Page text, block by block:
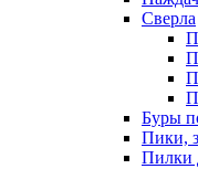
Сверла
Буры
Пики,
Пилки